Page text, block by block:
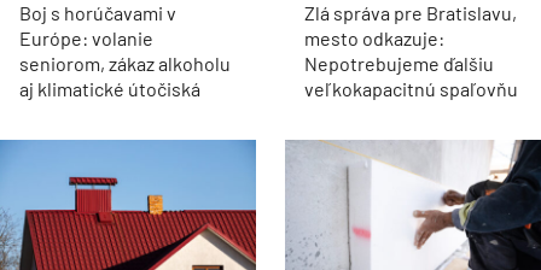
Boj s horúčavami v
Európe: volanie
seniorom, zákaz alkoholu
aj klimatické útočiská
Zlá správa pre Bratislavu,
mesto odkazuje:
Nepotrebujeme ďalšiu
veľkokapacitnú spaľovňu